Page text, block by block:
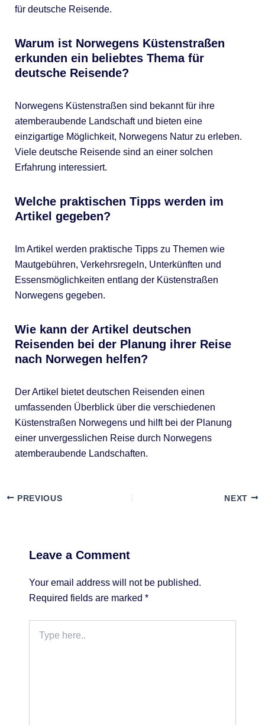
für deutsche Reisende.
Warum ist Norwegens Küstenstraßen
erkunden ein beliebtes Thema für
deutsche Reisende?
Norwegens Küstenstraßen sind bekannt für ihre
atemberaubende Landschaft und bieten eine
einzigartige Möglichkeit, Norwegens Natur zu erleben.
Viele deutsche Reisende sind an einer solchen
Erfahrung interessiert.
Welche praktischen Tipps werden im
Artikel gegeben?
Im Artikel werden praktische Tipps zu Themen wie
Mautgebühren, Verkehrsregeln, Unterkünften und
Essensmöglichkeiten entlang der Küstenstraßen
Norwegens gegeben.
Wie kann der Artikel deutschen
Reisenden bei der Planung ihrer Reise
nach Norwegen helfen?
Der Artikel bietet deutschen Reisenden einen
umfassenden Überblick über die verschiedenen
Küstenstraßen Norwegens und hilft bei der Planung
einer unvergesslichen Reise durch Norwegens
atemberaubende Landschaften.
PREVIOUS NEXT
Leave a Comment
Your email address will not be published.
Required fields are marked *
here..